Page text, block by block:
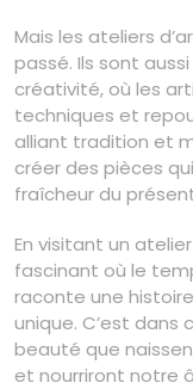
Mais les ateliers
passé. Ils sont
créativité, où les
techniques et
alliant tradition et
créer des pièces
fraîcheur du
En visitant un
fascinant où le
raconte une
unique. C’est dans
beauté que
et nourriront notre